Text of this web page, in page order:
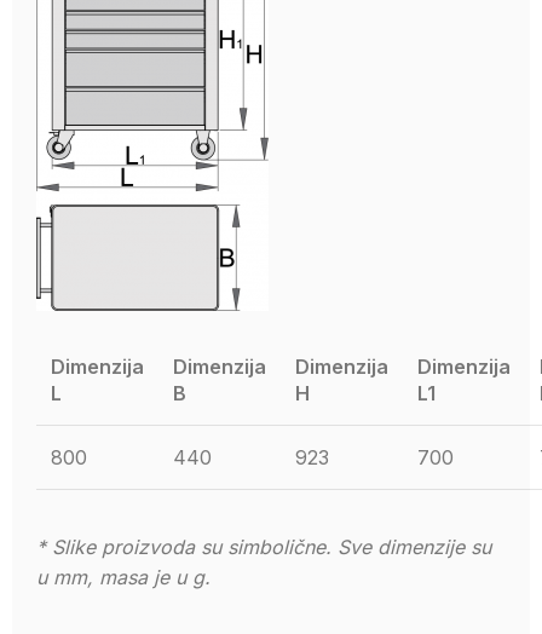
Dimenzija
L
Dimenzija
B
Dimenzija
H
Dimenzija
L1
800 440 923 700
* Slike proizvoda su simbolične. Sve dimenzije su
u mm, masa je u g.